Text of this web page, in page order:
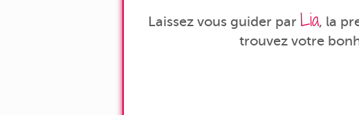
Laissez vous guider par Lia, la
trouvez votre